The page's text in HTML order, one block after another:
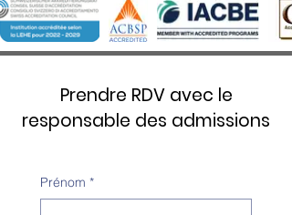
Prendre RDV avec le
responsable des admissions
Prénom *